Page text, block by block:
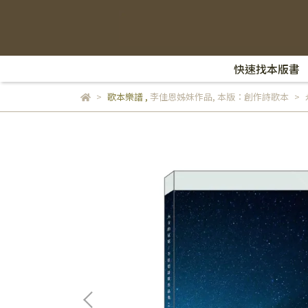
快速找本版書
歌本樂譜, 李佳恩姊妹作品, 本版：創作詩歌本